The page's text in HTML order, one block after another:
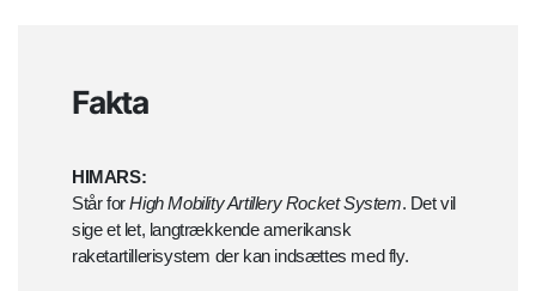
Fakta
HIMARS:
Står forHigh Mobility Artillery Rocket System. Det vil
sige et let, langtrækkende amerikansk
raketartillerisystem der kan indsættes med fly.